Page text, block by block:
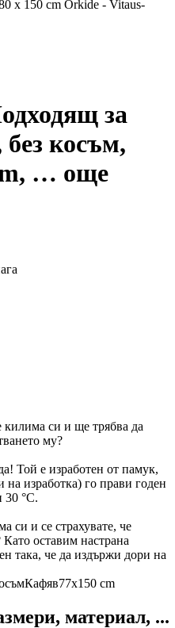
за
косъм,
, … още
килима си и ще трябва да
му?
Той е изработен от памук,
на изработка) го прави годен
°C.
си и се страхувате, че
оставим настрана
така, че да издържи дори на
Кафяв77x150 cm
материал, ...